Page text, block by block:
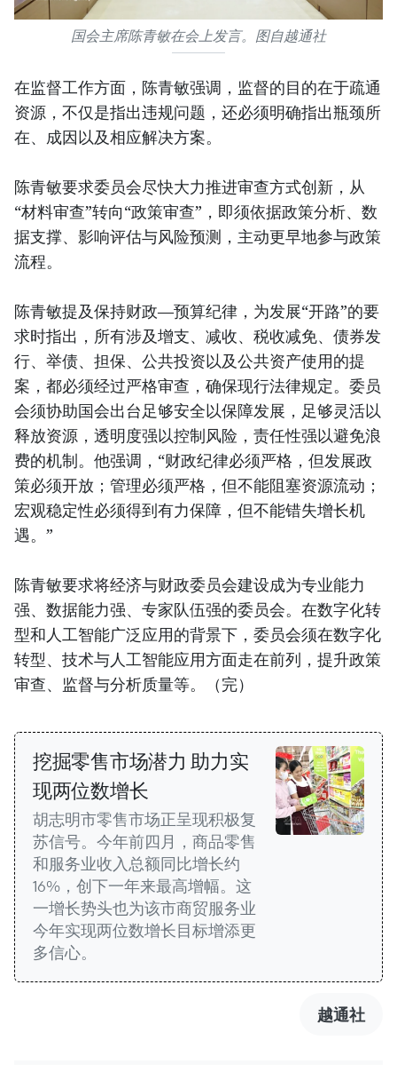
国会主席陈青敏在会上发言。图自越通社
在监督工作方面，陈青敏强调，监督的目的在于疏通
资源，不仅是指出违规问题，还必须明确指出瓶颈所
在、成因以及相应解决方案。
陈青敏要求委员会尽快大力推进审查方式创新，从
“材料审查”转向“政策审查”，即须依据政策分析、数
据支撑、影响评估与风险预测，主动更早地参与政策
流程。
陈青敏提及保持财政—预算纪律，为发展“开路”的要
求时指出，所有涉及增支、减收、税收减免、债券发
行、举债、担保、公共投资以及公共资产使用的提
案，都必须经过严格审查，确保现行法律规定。委员
会须协助国会出台足够安全以保障发展，足够灵活以
释放资源，透明度强以控制风险，责任性强以避免浪
费的机制。他强调，“财政纪律必须严格，但发展政
策必须开放；管理必须严格，但不能阻塞资源流动；
宏观稳定性必须得到有力保障，但不能错失增长机
遇。”
陈青敏要求将经济与财政委员会建设成为专业能力
强、数据能力强、专家队伍强的委员会。在数字化转
型和人工智能广泛应用的背景下，委员会须在数字化
转型、技术与人工智能应用方面走在前列，提升政策
审查、监督与分析质量等。（完）
挖掘零售市场潜力 助力实
现两位数增长
胡志明市零售市场正呈现积极复
苏信号。今年前四月，商品零售
和服务业收入总额同比增长约
16%，创下一年来最高增幅。这
一增长势头也为该市商贸服务业
今年实现两位数增长目标增添更
多信心。
越通社